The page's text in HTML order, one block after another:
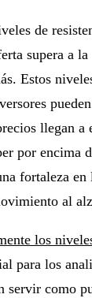
de
supera a
Estos
llegan a
por encima
fortaleza
al
los
para los
servir como